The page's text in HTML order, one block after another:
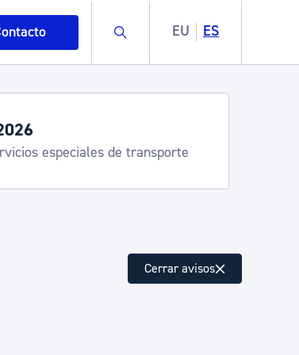
Buscar EU ES
especiales de transporte
Cerrar avisos